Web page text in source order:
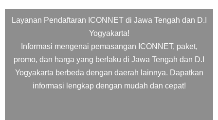
Layanan Pendaftaran ICONNET di Jawa Tengah dan D.I
Yogyakarta!
Informasi mengenai pemasangan ICONNET, paket,
promo, dan harga yang berlaku di Jawa Tengah dan D.I
Yogyakarta berbeda dengan daerah lainnya. Dapatkan
informasi lengkap dengan mudah dan cepat!